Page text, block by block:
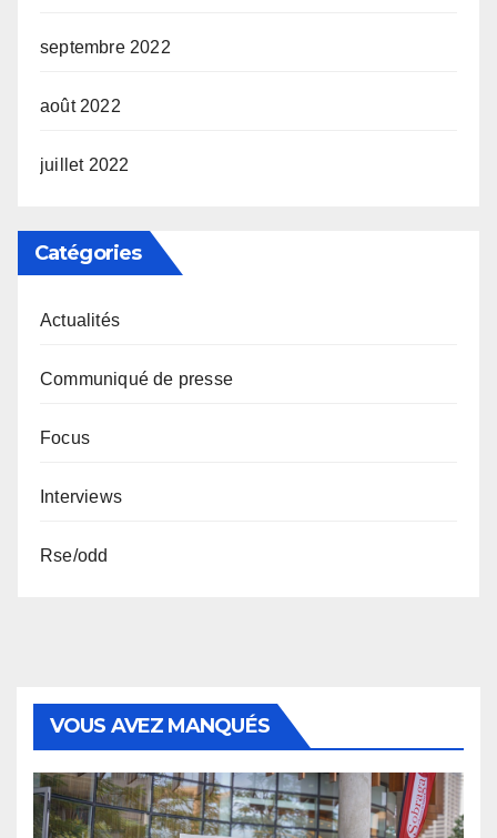
septembre 2022
août 2022
juillet 2022
Catégories
Actualités
Communiqué de presse
Focus
Interviews
Rse/odd
VOUS AVEZ MANQUÉS